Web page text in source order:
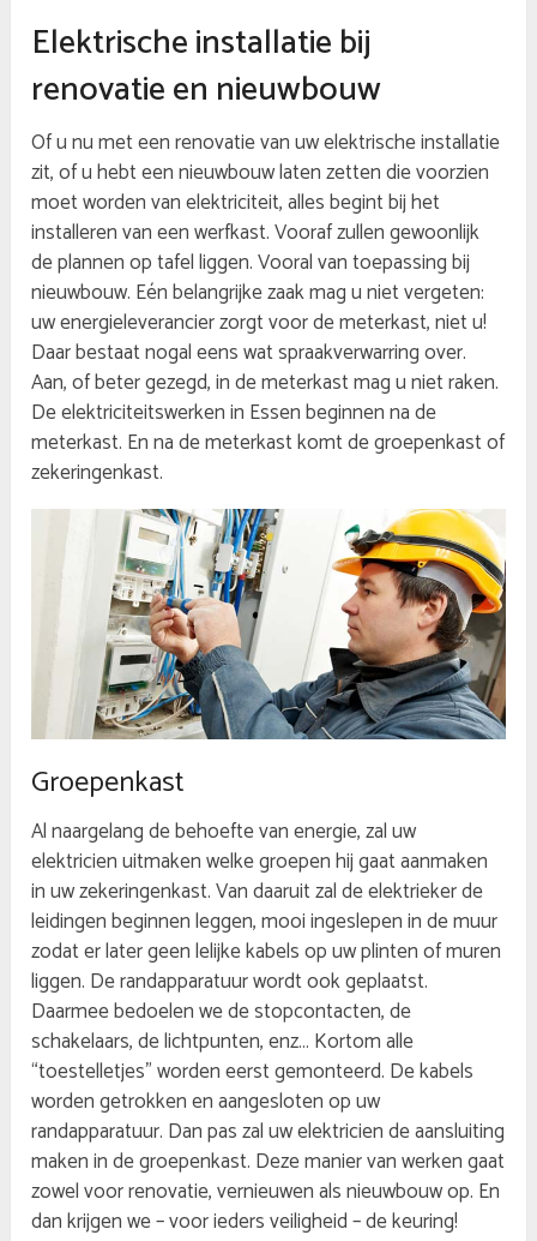
Elektrische installatie bij
renovatie en nieuwbouw
Of u nu met een renovatie van uw elektrische installatie
zit, of u hebt een nieuwbouw laten zetten die voorzien
moet worden van elektriciteit, alles begint bij het
installeren van een werfkast. Vooraf zullen gewoonlijk
de plannen op tafel liggen. Vooral van toepassing bij
nieuwbouw. Eén belangrijke zaak mag u niet vergeten:
uw energieleverancier zorgt voor de meterkast, niet u!
Daar bestaat nogal eens wat spraakverwarring over.
Aan, of beter gezegd, in de meterkast mag u niet raken.
De elektriciteitswerken in Essen beginnen na de
meterkast. En na de meterkast komt de groepenkast of
zekeringenkast.
Groepenkast
Al naargelang de behoefte van energie, zal uw
elektricien uitmaken welke groepen hij gaat aanmaken
in uw zekeringenkast. Van daaruit zal de elektrieker de
leidingen beginnen leggen, mooi ingeslepen in de muur
zodat er later geen lelijke kabels op uw plinten of muren
liggen. De randapparatuur wordt ook geplaatst.
Daarmee bedoelen we de stopcontacten, de
schakelaars, de lichtpunten, enz… Kortom alle
“toestelletjes” worden eerst gemonteerd. De kabels
worden getrokken en aangesloten op uw
randapparatuur. Dan pas zal uw elektricien de aansluiting
maken in de groepenkast. Deze manier van werken gaat
zowel voor renovatie, vernieuwen als nieuwbouw op. En
dan krijgen we – voor ieders veiligheid – de keuring!